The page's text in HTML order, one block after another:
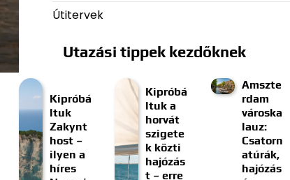
Útitervek
Utazási tippek kezdőknek
Kipróbá
ltuk
Zakynt
host –
ilyen a
híres
Kipróbá
ltuk a
horvát
szigete
k közti
hajózás
t – erre
Amszte
rdam
városka
lauz:
Csatorn
atúrák,
hajózás